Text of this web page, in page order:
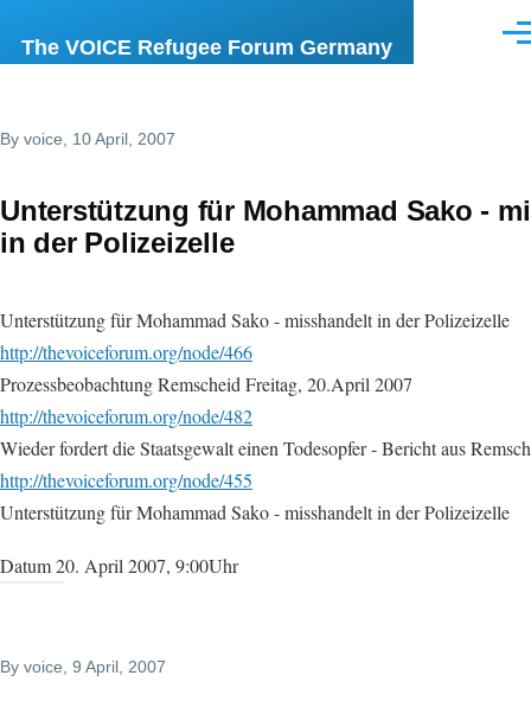
The VOICE Refugee Forum Germany
By voice , 10 April, 2007
Unterstützung für Mohammad Sako -
in der Polizeizelle
Unterstützung für Mohammad Sako - misshandelt in der Polizeizelle
http://thevoiceforum.org/node/466
Prozessbeobachtung Remscheid Freitag, 20.April 2007
http://thevoiceforum.org/node/482
Wieder fordert die Staatsgewalt einen Todesopfer - Bericht aus
http://thevoiceforum.org/node/455
Unterstützung für Mohammad Sako - misshandelt in der Polizeizelle
Datum 20. April 2007, 9:00Uhr
By voice , 9 April, 2007